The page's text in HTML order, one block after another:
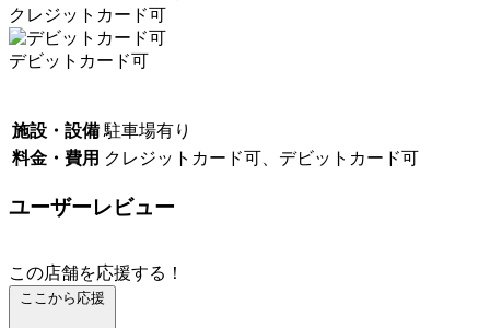
クレジットカード可
デビットカード可
施設・設備 駐車場有り
料金・費用 クレジットカード可、デビットカード可
ユーザーレビュー
この店舗を応援する！
ここから応援